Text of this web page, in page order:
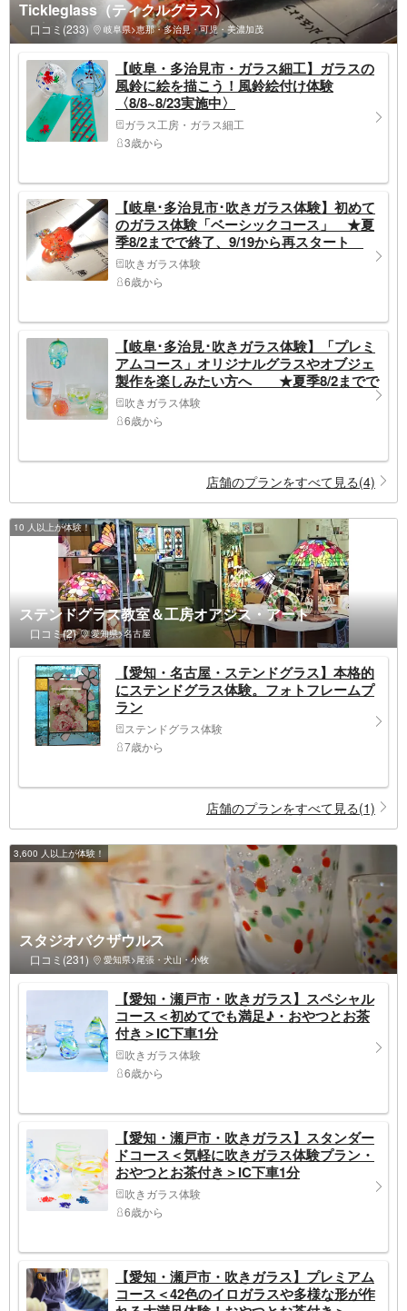
Tickleglass（ティクルグラス）
口コミ(233) 岐阜県>恵那・多治見・可児・美濃加茂
【岐阜・多治見市・ガラス細工】ガラスの
風鈴に絵を描こう！風鈴絵付け体験
〈8/8~8/23実施中〉
ガラス工房・ガラス細工
3歳から
【岐阜･多治見市･吹きガラス体験】初めて
のガラス体験「ベーシックコース」 ★夏
季8/2までで終了、9/19から再スタート
吹きガラス体験
6歳から
【岐阜･多治見･吹きガラス体験】「プレミ
アムコース」オリジナルグラスやオブジェ
製作を楽しみたい方へ ★夏季8/2までで
終了、9/19から再スタート
吹きガラス体験
6歳から
店舗のプランをすべて見る(4)
10 人以上が体験！
ステンドグラス教室＆工房オアシス・アート
口コミ(2) 愛知県>名古屋
【愛知・名古屋・ステンドグラス】本格的
にステンドグラス体験。フォトフレームプ
ラン
ステンドグラス体験
7歳から
店舗のプランをすべて見る(1)
3,600 人以上が体験！
スタジオバクザウルス
口コミ(231) 愛知県>尾張・犬山・小牧
【愛知・瀬戸市・吹きガラス】スペシャル
コース＜初めてでも満足♪・おやつとお茶
付き＞IC下車1分
吹きガラス体験
6歳から
【愛知・瀬戸市・吹きガラス】スタンダー
ドコース＜気軽に吹きガラス体験プラン・
おやつとお茶付き＞IC下車1分
吹きガラス体験
6歳から
【愛知・瀬戸市・吹きガラス】プレミアム
コース＜42色のイロガラスや多様な形が作